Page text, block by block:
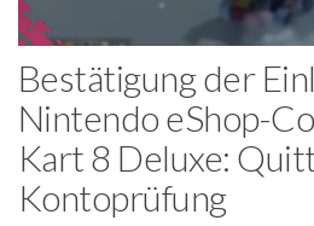
Bestätigung der
Nintendo eShop-
Kart 8 Deluxe:
Kontoprüfung